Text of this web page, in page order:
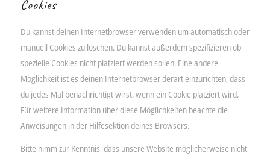
Cookies
Du kannst deinen Internetbrowser verwenden um automatisch oder
manuell Cookies zu löschen. Du kannst außerdem spezifizieren ob
spezielle Cookies nicht platziert werden sollen. Eine andere
Möglichkeit ist es deinen Internetbrowser derart einzurichten, dass
du jedes Mal benachrichtigt wirst, wenn ein Cookie platziert wird.
Für weitere Information über diese Möglichkeiten beachte die
Anweisungen in der Hilfesektion deines Browsers.
Bitte nimm zur Kenntnis, dass unsere Website möglicherweise nicht